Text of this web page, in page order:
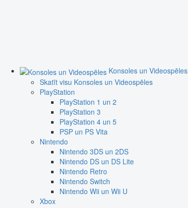
Konsoles un Videospēles
Skatīt visu Konsoles un Videospēles
PlayStation
PlayStation 1 un 2
PlayStation 3
PlayStation 4 un 5
PSP un PS Vita
Nintendo
Nintendo 3DS un 2DS
Nintendo DS un DS Lite
Nintendo Retro
Nintendo Switch
Nintendo Wii un Wii U
Xbox